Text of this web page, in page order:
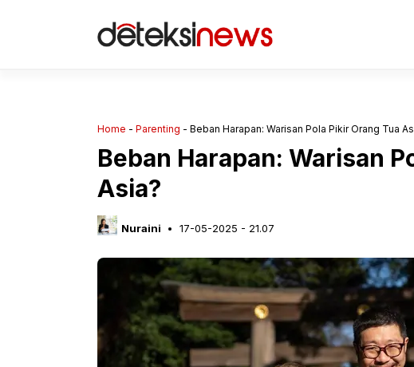
Home - Parenting - Beban Harapan: Warisan Pola Pikir Orang Tua
Beban Harapan: Warisan
Asia?
Nuraini 17-05-2025 - 21.07